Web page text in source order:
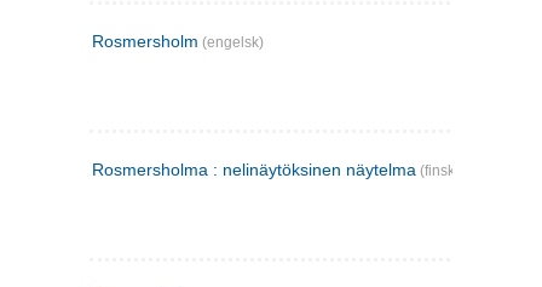
Rosmersholm (engelsk)
Rosmersholma : nelinäytöksinen näytelma (finsk)